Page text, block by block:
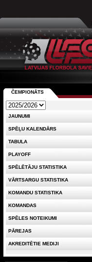
ČEMPIONĀTS
JAUNUMI
SPĒĻU KALENDĀRS
TABULA
PLAYOFF
SPĒLĒTĀJU STATISTIKA
VĀRTSARGU STATISTIKA
KOMANDU STATISTIKA
KOMANDAS
SPĒLES NOTEIKUMI
PĀREJAS
AKREDITĒTIE MEDIJI